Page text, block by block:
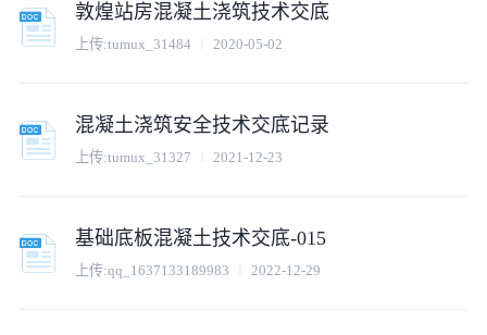
敦煌站房混凝土浇筑技术交底
上传:tumux_31484 2020-05-02
混凝土浇筑安全技术交底记录
上传:tumux_31327 2021-12-23
基础底板混凝土技术交底-015
上传:qq_1637133189983 2022-12-29